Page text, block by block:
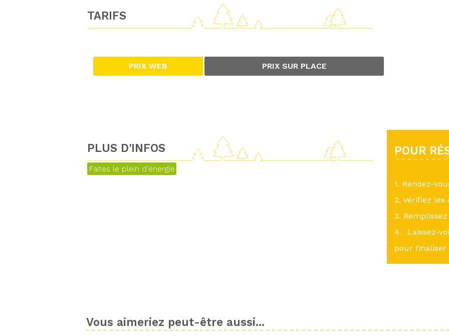
TARIFS
PRIX WEB PRIX SUR PLACE
PLUS D'INFOS
Faites le plein d'énergie
POUR
1. Rendez-
2. Vérifiez
3.
4. Laissez-
pour finaliser
Vous aimeriez peut-être aussi...